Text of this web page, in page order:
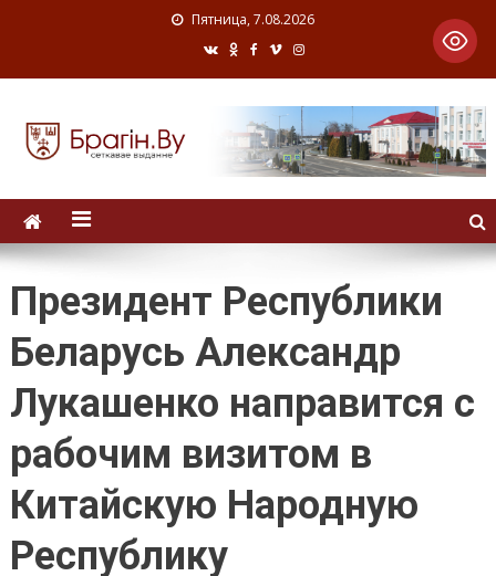
Пятница, 7.08.2026
Президент Республики
Беларусь Александр
Лукашенко направится с
рабочим визитом в
Китайскую Народную
Республику